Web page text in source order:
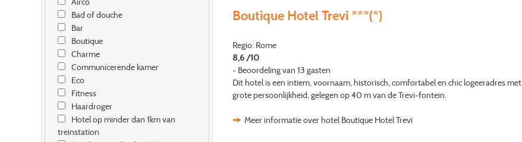
Boutique Hotel Trevi ***(*)
Regio: Rome
8,6 /10
- Beoordeling van 13 gasten
Dit hotel is een intiem, voornaam, historisch, comfortabel en chic logeeradres met
grote persoonlijk­heid, ­gelegen op 40 m van de Trevi-fontein.
Meer informatie over hotel Boutique Hotel Trevi
Bad of douche
Bar
Boutique
Charme
Communicerende kamer
Eco
Fitness
Haardroger
treinstation